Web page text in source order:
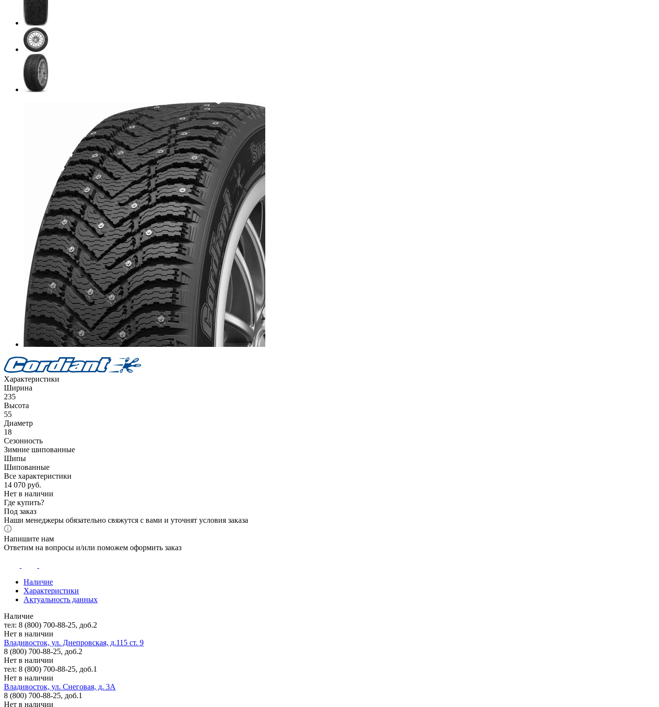
Характеристики
Ширина
235
Высота
55
Диаметр
18
Сезонность
Зимние шипованные
Шипы
Шипованные
Все характеристики
14 070 руб.
Нет в наличии
Где купить?
Под заказ
Наши менеджеры обязательно свяжутся с вами и уточнят условия заказа
Напишите нам
Ответим на вопросы и/или поможем оформить заказ
Наличие
Характеристики
Актуальность данных
Наличие
тел: 8 (800) 700-88-25, доб.2
Нет в наличии
Владивосток, ул. Днепровская, д.115 ст. 9
8 (800) 700-88-25, доб.2
Нет в наличии
тел: 8 (800) 700-88-25, доб.1
Нет в наличии
Владивосток, ул. Снеговая, д. 3А
8 (800) 700-88-25, доб.1
Нет в наличии